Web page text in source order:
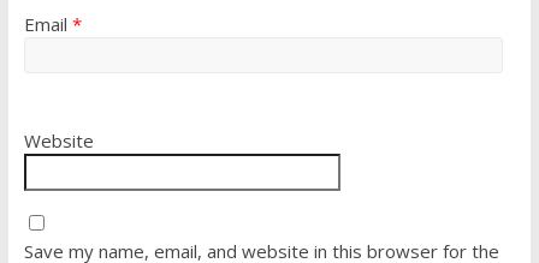
Email *
Website
Save my name, email, and website in this browser for the